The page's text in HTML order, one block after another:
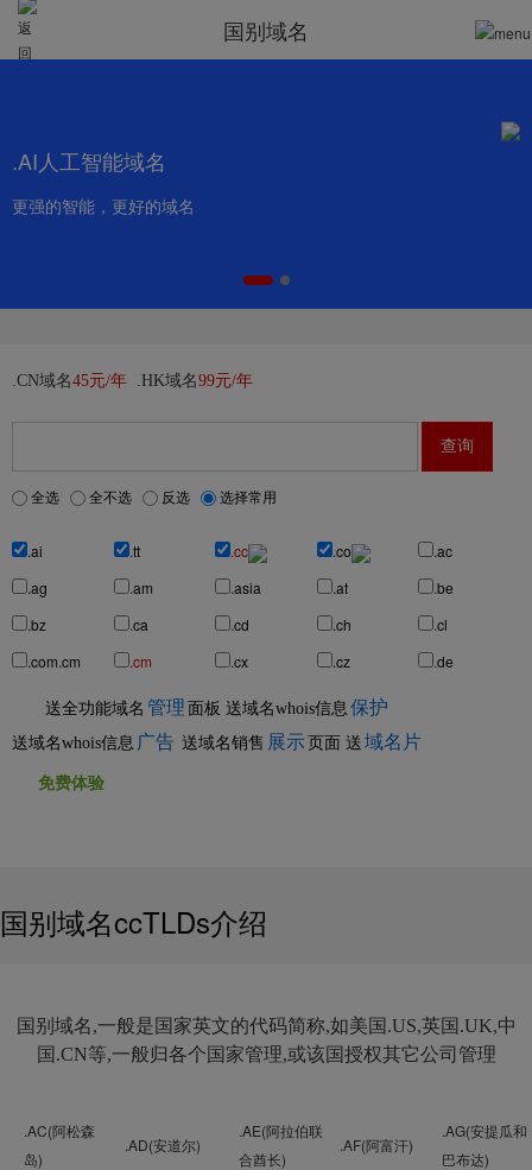
国别域名
.AI人工智能域名
更强的智能，更好的域名
.CN域名45元/年 .HK域名99元/年
全选 全不选 反选 选择常用
.ai .tt .cc .co
.ac
.ag
.am .asia .at
.be
.bz
.ca .cd .ch
.cl
.com.cm
.cm .cx .cz .de
送全功能域名 管理 面板 送域名whois信息 保护
送域名whois信息 广告 送域名销售 展示 页面 送 域名片
国别域名ccTLDs介绍
国别域名,一般是国家英文的代码简称,如美国.US,英国.UK,中
国.CN等,一般归各个国家管理,或该国授权其它公司管理
.AC(阿松森
岛)
.AD(安道尔)
.AE(阿拉伯联
合酋长)
.AF(阿富汗)
.AG(安提瓜和
巴布达)